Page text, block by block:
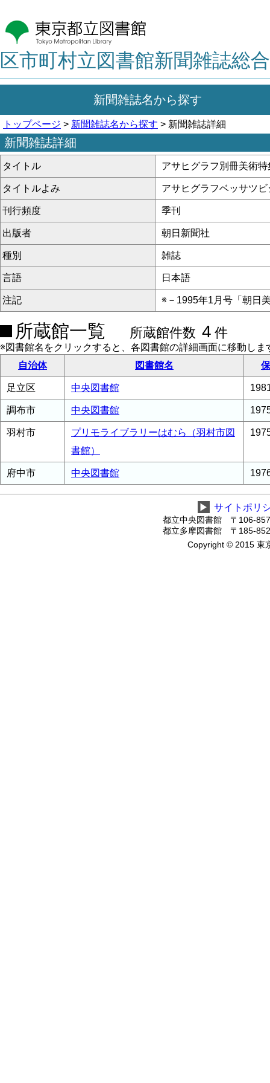
区市町村立図書館新聞雑誌総
新聞雑誌名から探す
トップページ > 新聞雑誌名から探す > 新聞雑誌詳細
新聞雑誌詳細
タイトル アサヒグラフ別冊美術特
タイトルよみ アサヒグラフベッサツ
刊行頻度 季刊
出版者 朝日新聞社
種別 雑誌
言語 日本語
注記 ※－1995年1月号「朝日
所蔵館一覧 所蔵館件数 4 件
※図書館名をクリックすると、各図書館の詳細画面に移動しま
自治体
図書館名
足立区 中央図書館
調布市 中央図書館
羽村市
プリモライブラリーはむら（羽村市図
書館）
府中市 中央図書館
▶ サイトポリ
都立中央図書館 〒106-
都立多摩図書館 〒185-
Copyright © 2015 東